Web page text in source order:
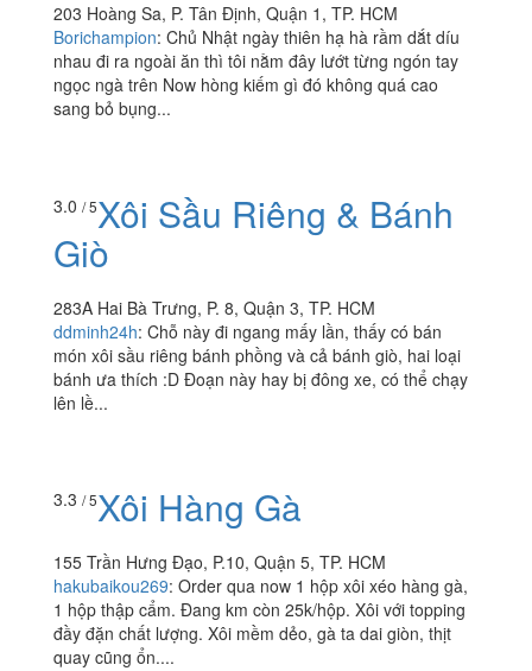
203 Hoàng Sa, P. Tân Định, Quận 1, TP. HCM
Borichampion: Chủ Nhật ngày thiên hạ hà rầm dắt díu
nhau đi ra ngoài ăn thì tôi nằm đây lướt từng ngón tay
ngọc ngà trên Now hòng kiếm gì đó không quá cao
sang bỏ bụng...
3.0 / 5Xôi Sầu Riêng & Bánh
Giò
283A Hai Bà Trưng, P. 8, Quận 3, TP. HCM
ddminh24h: Chỗ này đi ngang mấy lần, thấy có bán
món xôi sầu riêng bánh phồng và cả bánh giò, hai loại
bánh ưa thích :D Đoạn này hay bị đông xe, có thể chạy
lên lề...
3.3 / 5Xôi Hàng Gà
155 Trần Hưng Đạo, P.10, Quận 5, TP. HCM
hakubaikou269: Order qua now 1 hộp xôi xéo hàng gà,
1 hộp thập cẩm. Đang km còn 25k/hộp. Xôi với topping
đầy đặn chất lượng. Xôi mềm dẻo, gà ta dai giòn, thịt
quay cũng ổn....